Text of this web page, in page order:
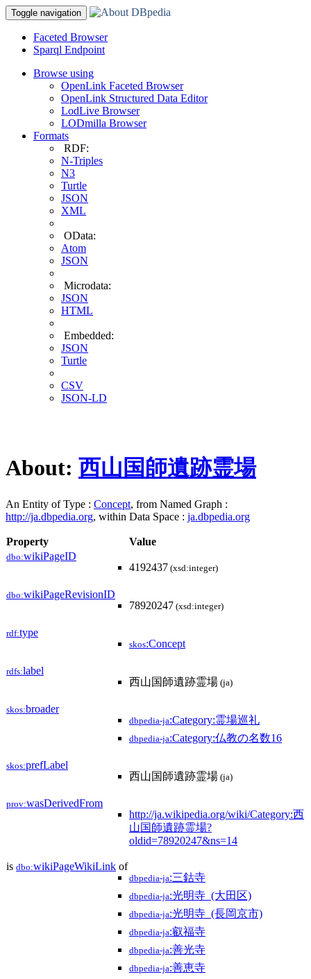
Toggle navigation
Faceted Browser
Sparql Endpoint
Browse using
OpenLink Faceted Browser
OpenLink Structured Data Editor
LodLive Browser
LODmilla Browser
Formats
RDF:
N-Triples
N3
Turtle
JSON
XML
OData:
Atom
JSON
Microdata:
JSON
HTML
Embedded:
JSON
Turtle
CSV
JSON-LD
About: 西山国師遺跡霊場
An Entity of Type : Concept, from Named Graph :
http://ja.dbpedia.org, within Data Space : ja.dbpedia.org
Property Value
dbo:wikiPageID
4192437 (xsd:integer)
dbo:wikiPageRevisionID
78920247 (xsd:integer)
rdf:type
skos:Concept
rdfs:label
西山国師遺跡霊場 (ja)
skos:broader
dbpedia-ja:Category:霊場巡礼
dbpedia-ja:Category:仏教の名数16
skos:prefLabel
西山国師遺跡霊場 (ja)
prov:wasDerivedFrom
http://ja.wikipedia.org/wiki/Category:西
山国師遺跡霊場?
oldid=78920247&ns=14
is dbo:wikiPageWikiLink of
dbpedia-ja:三鈷寺
dbpedia-ja:光明寺_(大田区)
dbpedia-ja:光明寺_(長岡京市)
dbpedia-ja:叡福寺
dbpedia-ja:善光寺
dbpedia-ja:善恵寺